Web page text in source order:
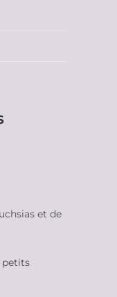
et de
petits